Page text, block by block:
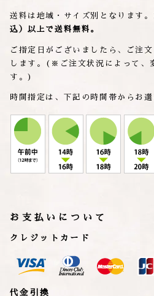
送料は地域・サイズ別となります。
込）以上で送料無料。
ご指定日がございましたら、ご注文
します。(※ご注文状況によって、
す。)
時間指定は、下記の時間帯からお選
お支払いについて
クレジットカード
代金引換